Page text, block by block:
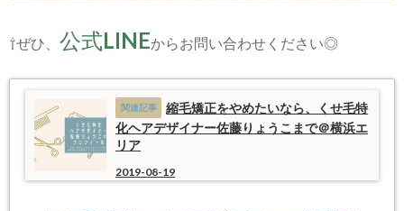
⇧ぜひ、 公式LINEからお問い合わせください◎
縮毛矯正をやめたいなら、くせ毛特
化ヘアデザイナー佐藤りょうこまで＠横浜エ
リア
2019-08-19